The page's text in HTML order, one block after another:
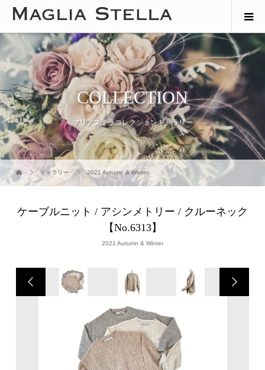
COLLECTION
マリアステラコレクションギャラリー
ギャラリー 2021 Autumn & Winter
ケーブルニット / アシンメトリー / クルーネック
【No.6313】
2021 Autumn & Winter